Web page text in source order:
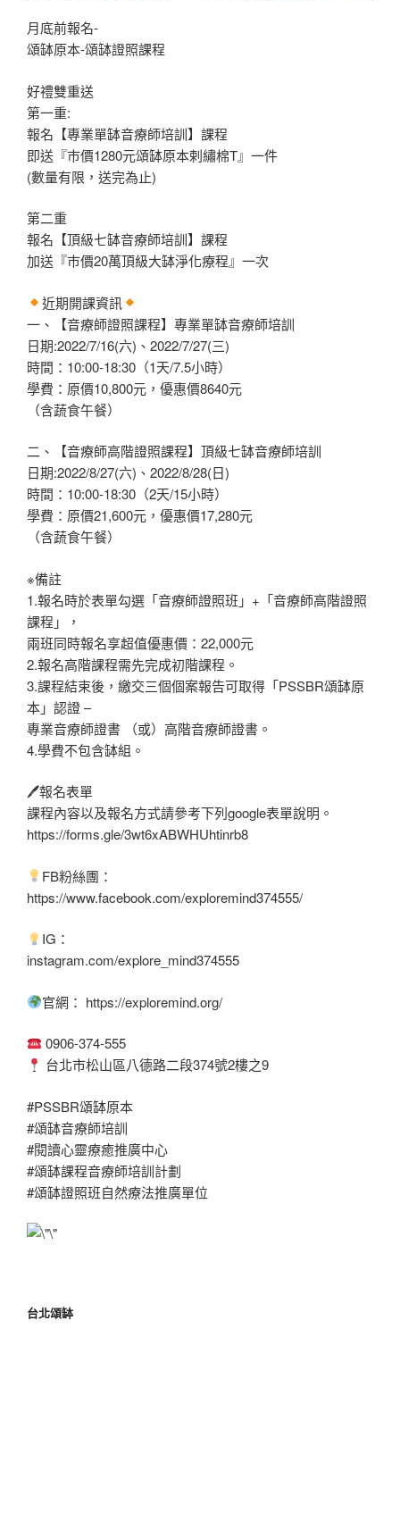
月底前報名-
頌缽原本-頌缽證照課程
好禮雙重送
第一重:
報名【專業單缽音療師培訓】課程
即送『巿價1280元頌缽原本剌繡棉T』一件
(數量有限，送完為止)
第二重
報名【頂級七缽音療師培訓】課程
加送『巿價20萬頂級大缽淨化療程』一次
近期開課資訊
一、【音療師證照課程】專業單缽音療師培訓
日期:2022/7/16(六)、2022/7/27(三)
時間：10:00-18:30（1天/7.5小時）
學費：原價10,800元，優惠價8640元
（含蔬食午餐）
二、【音療師高階證照課程】頂級七缽音療師培訓
日期:2022/8/27(六)、2022/8/28(日)
時間：10:00-18:30（2天/15小時）
學費：原價21,600元，優惠價17,280元
（含蔬食午餐）
※備註
1.報名時於表單勾選「音療師證照班」+「音療師高階證照
課程」，
兩班同時報名享超值優惠價：22,000元
2.報名高階課程需先完成初階課程。
3.課程結束後，繳交三個個案報告可取得「PSSBR頌缽原
本」認證 –
專業音療師證書 （或）高階音療師證書。
4.學費不包含缽組。
🖊報名表單
課程內容以及報名方式請參考下列google表單說明。
https://forms.gle/3wt6xABWHUhtinrb8
FB粉絲團：
https://www.facebook.com/exploremind374555/
IG：
instagram.com/explore_mind374555
官網： https://exploremind.org/
0906-374-555
台北市松山區八德路二段374號2樓之9
#PSSBR頌缽原本
#頌缽音療師培訓
#閱讀心靈療癒推廣中心
#頌缽課程音療師培訓計劃
#頌缽證照班自然療法推廣單位
台北頌缽